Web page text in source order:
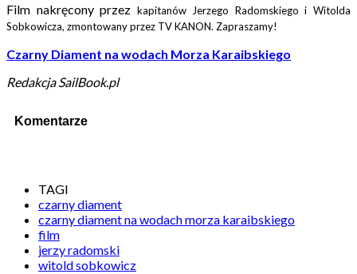
Film nakręcony przez kapitanów Jerzego Radomskiego i Witolda
Sobkowicza, zmontowany przez TV KANON. Zapraszamy!
Czarny Diament na wodach Morza Karaibskiego
Redakcja SailBook.pl
Komentarze
TAGI
czarny diament
czarny diament na wodach morza karaibskiego
film
jerzy radomski
witold sobkowicz